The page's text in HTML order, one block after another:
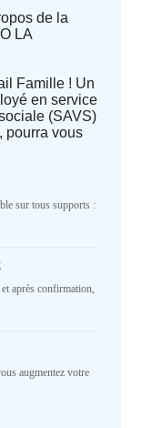
null to
type
lib/Cake/View/
null to
lib/Cake/View/
de la
LA
Famille ! Un
en service
(SAVS)
pourra vous
sur tous supports :
après confirmation,
augmentez votre